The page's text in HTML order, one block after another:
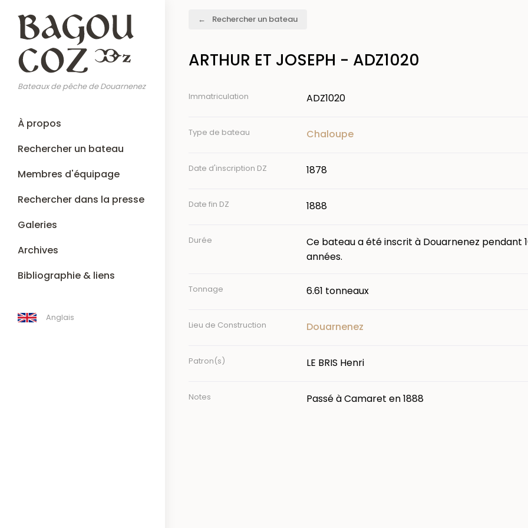
contenu
principal
Bateaux de pêche de Douarnenez
Main
navigation
À propos
Rechercher un bateau
Membres d'équipage
Rechercher dans la presse
Galeries
Archives
Bibliographie & liens
Anglais
Rechercher un bateau
ARTHUR ET JOSEPH - ADZ1020
Immatriculation ADZ1020
Type de bateau Chaloupe
Date d'inscription DZ 1878
Date fin DZ 1888
Durée
Ce bateau a été inscrit à Douarnenez pendant
années.
Tonnage 6.61 tonneaux
Lieu de Construction Douarnenez
Patron(s) LE BRIS Henri
Notes Passé à Camaret en 1888